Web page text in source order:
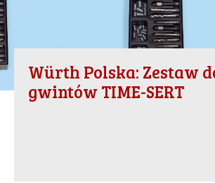
Würth Polska: Zestaw
gwintów TIME-SERT